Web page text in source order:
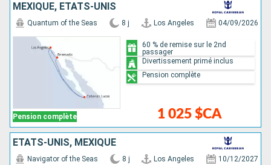
MEXIQUE, ÉTATS-UNIS
Pension complète
Quantum of the Seas 8 j Los Angeles 04/09/2026
1 025 $CA
60 % de remise sur le 2nd
passager
Divertissement primé inclus
Pension complète
ÉTATS-UNIS, MEXIQUE
Navigator of the Seas 8 j Los Angeles 10/12/2027